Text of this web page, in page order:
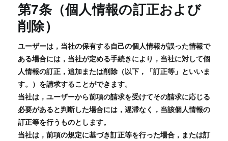
第7条（個人情報の訂正および
削除）
ユーザーは，当社の保有する自己の個人情報が誤った情報で
ある場合には，当社が定める手続きにより，当社に対して個
人情報の訂正，追加または削除（以下，「訂正等」といいま
す。）を請求することができます。
当社は，ユーザーから前項の請求を受けてその請求に応じる
必要があると判断した場合には，遅滞なく，当該個人情報の
訂正等を行うものとします。
当社は，前項の規定に基づき訂正等を行った場合，または訂